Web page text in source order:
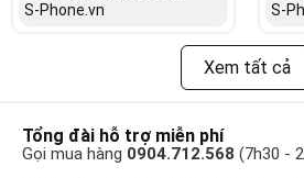
S-Phone.vn
S-
Xem tất cả
Tổng đài hỗ trợ miễn phí
Gọi mua hàng 0904.712.568 (7h30 -